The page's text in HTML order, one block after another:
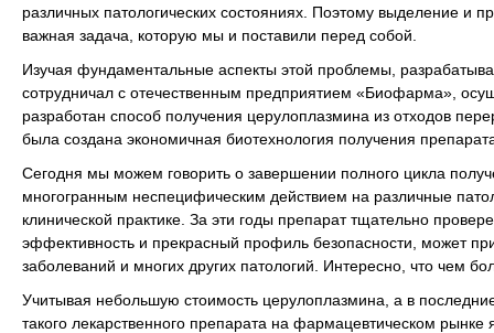
различных патологических состояниях. Поэтому выделение и
важная задача, которую мы и поставили перед собой.
Изучая фундаментальные аспекты этой проблемы,
сотрудничал с отечественным предприятием «Биофарма»,
разработан способ получения церулоплазмина из отходов
была создана экономичная биотехнология получения
Сегодня мы можем говорить о завершении полного цикла
многогранным неспецифическим действием на различные
клинической практике. За эти годы препарат тщательно
эффективность и прекрасный профиль безопасности, может
заболеваний и многих других патологий. Интересно, что чем
Учитывая небольшую стоимость церулоплазмина, а в
такого лекарственного препарата на фармацевтическом